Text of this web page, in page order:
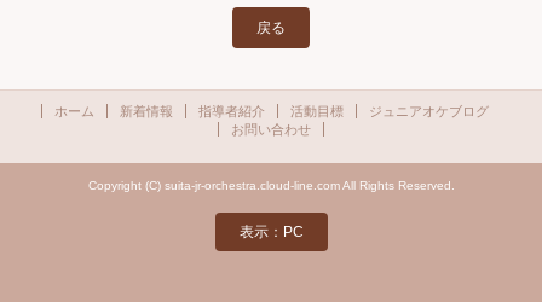
戻る
ホーム 新着情報 指導者紹介 活動目標
ジュニアオケブログ
お問い合わせ
Copyright (C) suita-jr-orchestra.cloud-line.com All Rights Reserved.
表示：PC